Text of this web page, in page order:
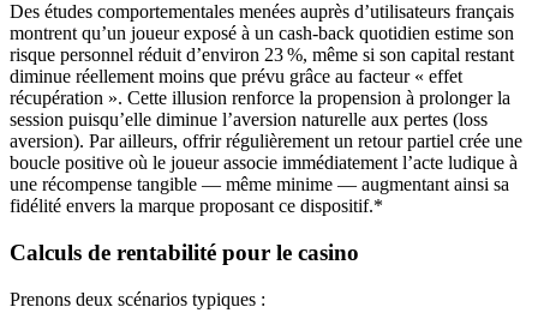
Des études comportementales menées auprès d’utilisateurs français
montrent qu’un joueur exposé à un cash‑back quotidien estime son
risque personnel réduit d’environ 23 %, même si son capital restant
diminue réellement moins que prévu grâce au facteur « effet
récupération ». Cette illusion renforce la propension à prolonger la
session puisqu’elle diminue l’aversion naturelle aux pertes (loss
aversion). Par ailleurs, offrir régulièrement un retour partiel crée une
boucle positive où le joueur associe immédiatement l’acte ludique à
une récompense tangible — même minime — augmentant ainsi sa
fidélité envers la marque proposant ce dispositif.*
Calculs de rentabilité pour le casino
Prenons deux scénarios typiques :